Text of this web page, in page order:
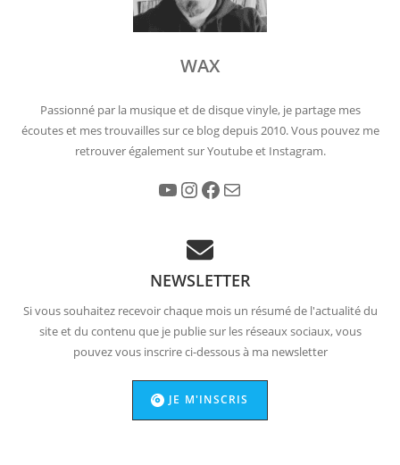
WAX
Passionné par la musique et de disque vinyle, je partage mes
écoutes et mes trouvailles sur ce blog depuis 2010. Vous pouvez me
retrouver également sur Youtube et Instagram.
YouTube Instagram Facebook
NEWSLETTER
Si vous souhaitez recevoir chaque mois un résumé de l'actualité du
site et du contenu que je publie sur les réseaux sociaux, vous
pouvez vous inscrire ci-dessous à ma newsletter
JE M'INSCRIS